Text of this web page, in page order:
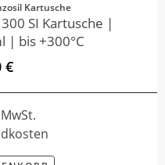
Kartusche
SI Kartusche |
| bis +300°C
€